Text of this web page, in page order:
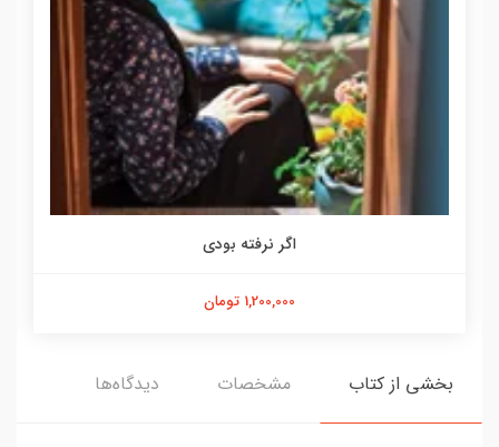
اگر نرفته بودی
1,200,000 تومان
بخشی از کتاب مشخصات دیدگاه‌ها